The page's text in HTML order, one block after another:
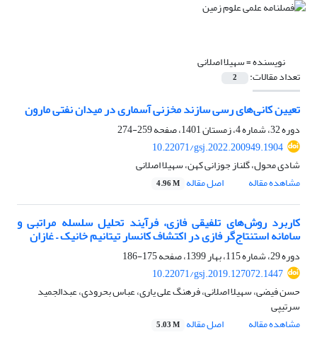
نویسنده =سهیلا اصلانی
تعداد مقالات: 2
تعیین کانی‌های رسی سازند مخزنی آسماری در میدان نفتی مارون
دوره 32، شماره 4، زمستان 1401، صفحه
259-274
10.22071/gsj.2022.200949.1904
شادی محول، گلناز جوزانی کهن، سهیلا اصلانی
مشاهده مقاله
اصل مقاله 4.96 M
کاربرد روش‌های تلفیقی فازی، فرآیند تحلیل سلسله مراتبی و
سامانه استنتاج‌گر فازی در اکتشاف کانسار تیتانیم خانیک – غازان
دوره 29، شماره 115، بهار 1399، صفحه
175-186
10.22071/gsj.2019.127072.1447
حسن فیضی، سهیلا اصلانی، فرهنگ علی یاری، عباس بحرودی، عبدالجمید
سرتیپی
مشاهده مقاله
اصل مقاله 5.03 M